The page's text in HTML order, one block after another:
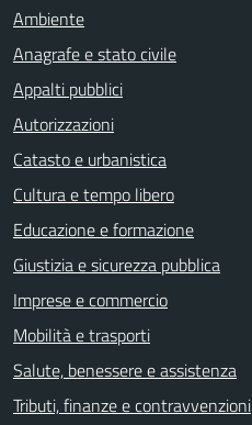
Ambiente
Anagrafe e stato civile
Appalti pubblici
Autorizzazioni
Catasto e urbanistica
Cultura e tempo libero
Educazione e formazione
Giustizia e sicurezza pubblica
Imprese e commercio
Mobilità e trasporti
Salute, benessere e assistenza
Tributi, finanze e contravvenzioni